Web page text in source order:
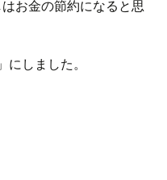
お金の節約になると思
にしました。